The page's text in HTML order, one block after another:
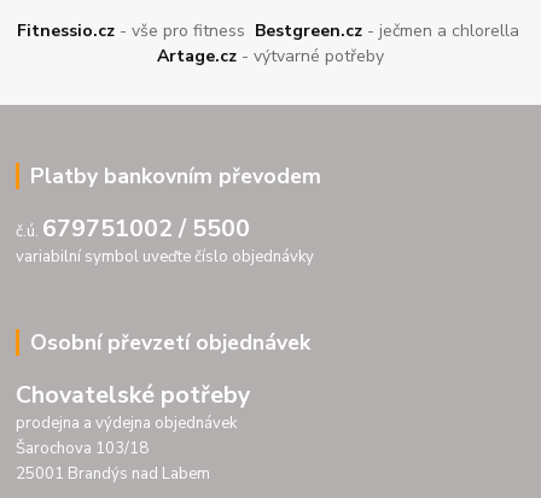
Fitnessio.cz - vše pro fitness Bestgreen.cz - ječmen a chlorella
Artage.cz - výtvarné potřeby
Platby bankovním převodem
č.ú. 679751002 / 5500
variabilní symbol uveďte číslo objednávky
Osobní převzetí objednávek
Chovatelské potřeby
prodejna a výdejna objednávek
Šarochova 103/18
25001 Brandýs nad Labem